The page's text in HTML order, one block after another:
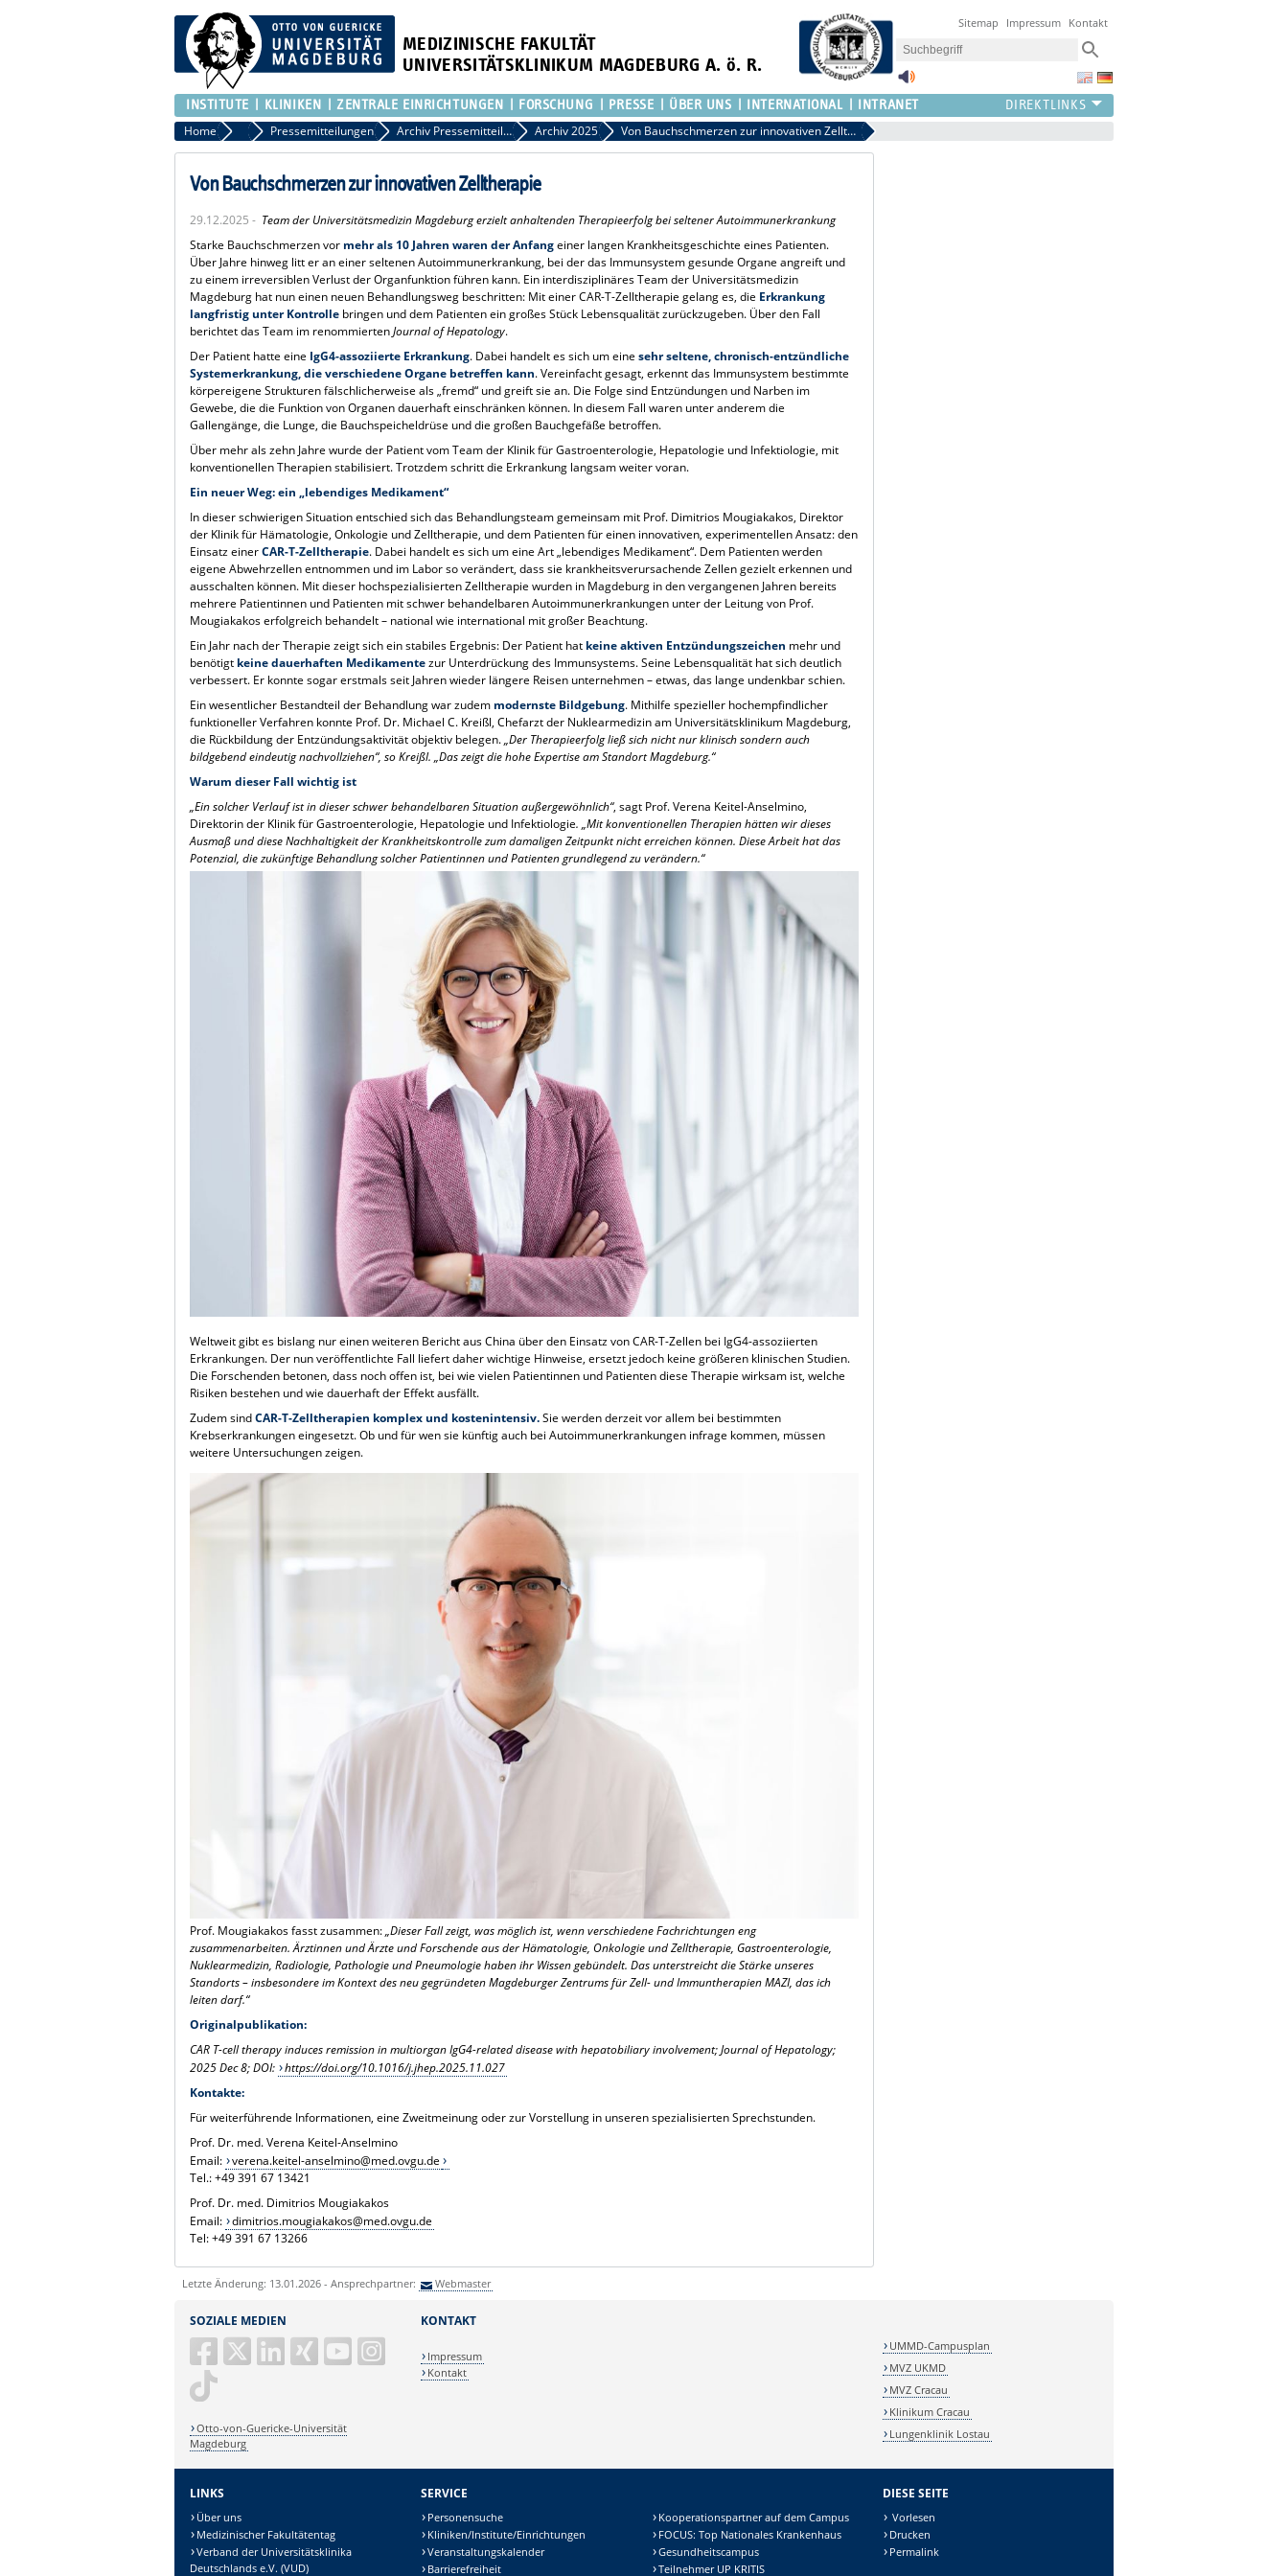
MEDIZINISCHE FAKULTÄT
UNIVERSITÄTSKLINIKUM MAGDEBURG A. ö. R.
Sitemap Impressum Kontakt
INSTITUTE KLINIKEN ZENTRALE EINRICHTUNGEN FORSCHUNG PRESSE ÜBER UNS INTERNATIONAL INTRANET
Home PressePressemitteilungen Archiv Pressemitteilungen Archiv 2025 Von Bauchschmerzen zur innovativen Zelltherapie
Von Bauchschmerzen zur innovativen Zelltherapie
29.12.2025 - Team der Universitätsmedizin Magdeburg erzielt anhaltenden Therapieerfolg bei seltener Autoimmunerkrankung
Starke Bauchschmerzen vor mehr als 10 Jahren waren der Anfangeiner langen Krankheitsgeschichte eines Patienten.
Über Jahre hinweg litt er an einer seltenen Autoimmunerkrankung, bei der das Immunsystem gesunde Organe angreift und
zu einem irreversiblen Verlust der Organfunktion führen kann. Ein interdisziplinäres Team der Universitätsmedizin
Magdeburg hat nun einen neuen Behandlungsweg beschritten: Mit einer CAR-T-Zelltherapie gelang es, die Erkrankung
langfristig unter Kontrolle bringen und dem Patienten ein großes Stück Lebensqualität zurückzugeben. Über den Fall
berichtet das Team im renommiertenJournal of Hepatology.
Der Patient hatte eine IgG4-assoziierte Erkrankung. Dabei handelt es sich um einesehr seltene, chronisch-entzündliche
Systemerkrankung, die verschiedene Organe betreffen kann. Vereinfacht gesagt, erkennt das Immunsystem bestimmte
körpereigene Strukturen fälschlicherweise als „fremd“ und greift sie an. Die Folge sind Entzündungen und Narben im
Gewebe, die die Funktion von Organen dauerhaft einschränken können. In diesem Fall waren unter anderem die
Gallengänge, die Lunge, die Bauchspeicheldrüse und die großen Bauchgefäße betroffen.
Über mehr als zehn Jahre wurde der Patient vom Team der Klinik für Gastroenterologie, Hepatologie und Infektiologie, mit
konventionellen Therapien stabilisiert. Trotzdem schritt die Erkrankung langsam weiter voran.
Ein neuer Weg: ein „lebendiges Medikament“
In dieser schwierigen Situation entschied sich das Behandlungsteam gemeinsam mit Prof. Dimitrios Mougiakakos, Direktor
der Klinik für Hämatologie, Onkologie und Zelltherapie, und dem Patienten für einen innovativen, experimentellen Ansatz: den
Einsatz einerCAR-T-Zelltherapie. Dabei handelt es sich um eine Art „lebendiges Medikament“. Dem Patienten werden
eigene Abwehrzellen entnommen und im Labor so verändert, dass sie krankheitsverursachende Zellen gezielt erkennen und
ausschalten können. Mit dieser hochspezialisierten Zelltherapie wurden in Magdeburg in den vergangenen Jahren bereits
mehrere Patientinnen und Patienten mit schwer behandelbaren Autoimmunerkrankungen unter der Leitung von Prof.
Mougiakakos erfolgreich behandelt – national wie international mit großer Beachtung.
Ein Jahr nach der Therapie zeigt sich ein stabiles Ergebnis: Der Patient hat keine aktiven Entzündungszeichen mehr und
benötigt keine dauerhaften Medikamentezur Unterdrückung des Immunsystems. Seine Lebensqualität hat sich deutlich
verbessert. Er konnte sogar erstmals seit Jahren wieder längere Reisen unternehmen – etwas, das lange undenkbar schien.
Ein wesentlicher Bestandteil der Behandlung war zudem modernste Bildgebung. Mithilfe spezieller hochempfindlicher
funktioneller Verfahren konnte Prof. Dr. Michael C. Kreißl, Chefarzt der Nuklearmedizin am Universitätsklinikum Magdeburg,
die Rückbildung der Entzündungsaktivität objektiv belegen.„Der Therapieerfolg ließ sich nicht nur klinisch sondern auch
bildgebend eindeutig nachvollziehen“, so Kreißl. „Das zeigt die hohe Expertise am Standort Magdeburg.“
Warum dieser Fall wichtig ist
„Ein solcher Verlauf ist in dieser schwer behandelbaren Situation außergewöhnlich“, sagt Prof. Verena Keitel-Anselmino,
Direktorin der Klinik für Gastroenterologie, Hepatologie und Infektiologie. „Mit konventionellen Therapien hätten wir dieses
Ausmaß und diese Nachhaltigkeit der Krankheitskontrolle zum damaligen Zeitpunkt nicht erreichen können. Diese Arbeit hat das
Potenzial, die zukünftige Behandlung solcher Patientinnen und Patienten grundlegend zu verändern.“
Weltweit gibt es bislang nur einen weiteren Bericht aus China über den Einsatz von CAR-T-Zellen bei IgG4-assoziierten
Erkrankungen. Der nun veröffentlichte Fall liefert daher wichtige Hinweise, ersetzt jedoch keine größeren klinischen Studien.
Die Forschenden betonen, dass noch offen ist, bei wie vielen Patientinnen und Patienten diese Therapie wirksam ist, welche
Risiken bestehen und wie dauerhaft der Effekt ausfällt.
Zudem sindCAR-T-Zelltherapien komplex und kostenintensiv.Sie werden derzeit vor allem bei bestimmten
Krebserkrankungen eingesetzt. Ob und für wen sie künftig auch bei Autoimmunerkrankungen infrage kommen, müssen
weitere Untersuchungen zeigen.
Prof. Mougiakakos fasst zusammen:„Dieser Fall zeigt, was möglich ist, wenn verschiedene Fachrichtungen eng
zusammenarbeiten. Ärztinnen und Ärzte und Forschende aus der Hämatologie, Onkologie und Zelltherapie, Gastroenterologie,
Nuklearmedizin, Radiologie, Pathologie und Pneumologie haben ihr Wissen gebündelt. Das unterstreicht die Stärke unseres
Standorts – insbesondere im Kontext des neu gegründeten Magdeburger Zentrums für Zell- und Immuntherapien MAZI, das ich
leiten darf.“
Originalpublikation:
CAR T-cell therapy induces remission in multiorgan IgG4-related disease with hepatobiliary involvement; Journal of Hepatology;
2025 Dec 8; DOI: https://doi.org/10.1016/j.jhep.2025.11.027
Kontakte:
Für weiterführende Informationen, eine Zweitmeinung oder zur Vorstellung in unseren spezialisierten Sprechstunden.
Prof. Dr. med. Verena Keitel-Anselmino
Email: verena.keitel-anselmino@med.ovgu.de
Tel.: +49 391 67 13421
Prof. Dr. med. Dimitrios Mougiakakos
Email: dimitrios.mougiakakos@med.ovgu.de
Tel: +49 391 67 13266
Letzte Änderung: 13.01.2026 - Ansprechpartner: Webmaster
SOZIALE MEDIEN
Otto-von-Guericke-Universität
Magdeburg
KONTAKT
Impressum
Kontakt
UMMD-Campusplan
MVZ UKMD
MVZ Cracau
Klinikum Cracau
Lungenklinik Lostau
LINKS
Über uns
Medizinischer Fakultätentag
Verband der Universitätsklinika
Deutschlands e.V. (VUD)
SERVICE
Personensuche
Kliniken/Institute/Einrichtungen
Veranstaltungskalender
Barrierefreiheit
Kooperationspartner auf dem Campus
FOCUS: Top Nationales Krankenhaus
Gesundheitscampus
Teilnehmer UP KRITIS
DIESE SEITE
Vorlesen
Drucken
Permalink